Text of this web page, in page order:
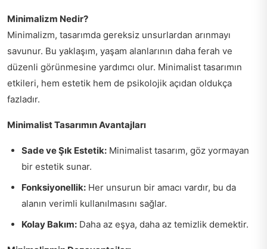
Minimalizm Nedir?
Minimalizm, tasarımda gereksiz unsurlardan arınmayı
savunur. Bu yaklaşım, yaşam alanlarının daha ferah ve
düzenli görünmesine yardımcı olur. Minimalist tasarımın
etkileri, hem estetik hem de psikolojik açıdan oldukça
fazladır.
Minimalist Tasarımın Avantajları
Sade ve Şık Estetik: Minimalist tasarım, göz yormayan
bir estetik sunar.
Fonksiyonellik: Her unsurun bir amacı vardır, bu da
alanın verimli kullanılmasını sağlar.
Kolay Bakım: Daha az eşya, daha az temizlik demektir.